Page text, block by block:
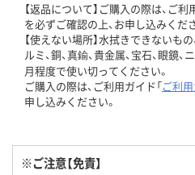
【返品について】ご購入の際は、ご利
を必ずご確認の上、お申し込みくだ
【使えない場所】水拭きできないもの
ルミ、銅、真鍮、貴金属、宝石、眼鏡
月程度で使い切ってください。
ご購入の際は、ご利用ガイド「ご利
申し込みください。
※ご注意【免責】